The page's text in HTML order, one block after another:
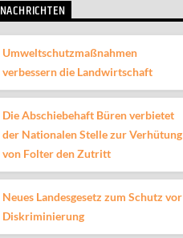
NACHRICHTEN
Umweltschutzmaßnahmen
verbessern die Landwirtschaft
Die Abschiebehaft Büren verbietet
der Nationalen Stelle zur Verhütung
von Folter den Zutritt
Neues Landesgesetz zum Schutz vor
Diskriminierung